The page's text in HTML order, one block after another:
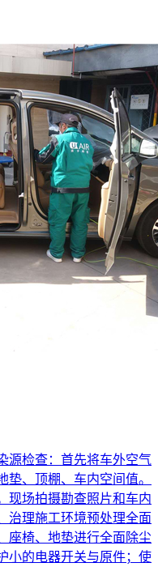
源检查：首先将车外空气
、顶棚、车内空间值。
现场拍摄勘查照片和车内
治理施工环境预处理全面
座椅、地垫进行全面除尘
小的电器开关与原件；使